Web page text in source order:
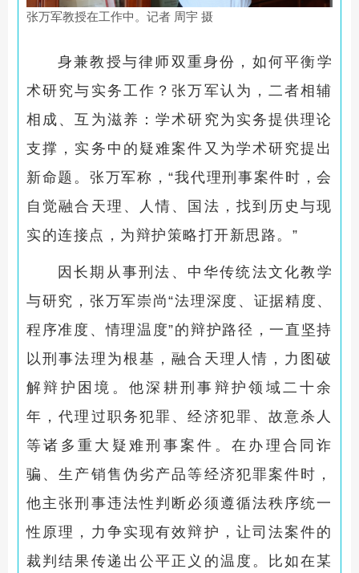
张万军教授在工作中。记者 周宇 摄
身兼教授与律师双重身份，如何平衡学
术研究与实务工作？张万军认为，二者相辅
相成、互为滋养：学术研究为实务提供理论
支撑，实务中的疑难案件又为学术研究提出
新命题。张万军称，“我代理刑事案件时，会
自觉融合天理、人情、国法，找到历史与现
实的连接点，为辩护策略打开新思路。”
因长期从事刑法、中华传统法文化教学
与研究，张万军崇尚“法理深度、证据精度、
程序准度、情理温度”的辩护路径，一直坚持
以刑事法理为根基，融合天理人情，力图破
解辩护困境。他深耕刑事辩护领域二十余
年，代理过职务犯罪、经济犯罪、故意杀人
等诸多重大疑难刑事案件。在办理合同诈
骗、生产销售伪劣产品等经济犯罪案件时，
他主张刑事违法性判断必须遵循法秩序统一
性原理，力争实现有效辩护，让司法案件的
裁判结果传递出公平正义的温度。比如在某